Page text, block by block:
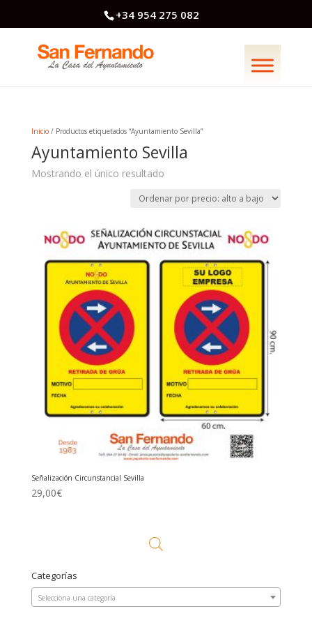
+34 954 275 082
Inicio/ Productos etiquetados “Ayuntamiento Sevilla”
Ayuntamiento Sevilla
Mostrando el único resultado
Señalización Circunstancial Sevilla
29,00€
Categorías
Selecciona una categoría